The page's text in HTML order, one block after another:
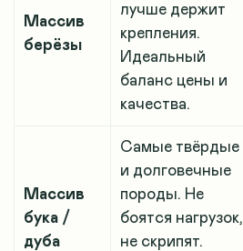
Массив
берёзы
лучше держит
крепления.
Идеальный
баланс цены и
качества.
Массив
бука /
дуба
Самые твёрдые
и долговечные
породы. Не
боятся нагрузок,
не скрипят.